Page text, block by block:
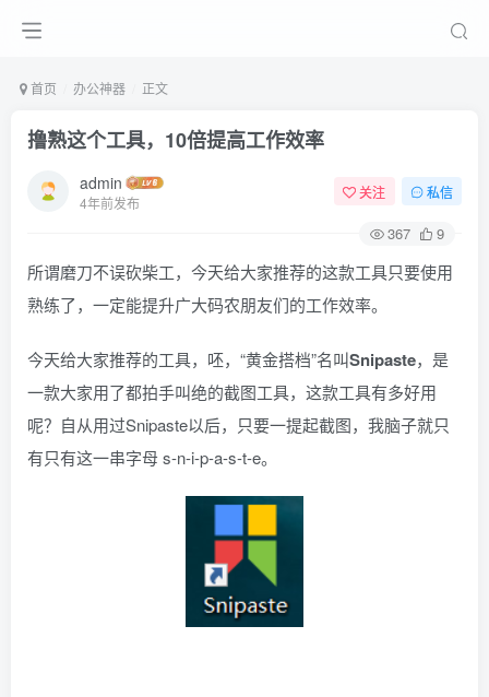
首页 办公神器 正文
撸熟这个工具，10倍提高工作效率
admin
4年前发布
关注 私信
367 9
所谓磨刀不误砍柴工，今天给大家推荐的这款工具只要使用
熟练了，一定能提升广大码农朋友们的工作效率。
今天给大家推荐的工具，呸，“黄金搭档”名叫Snipaste，是
一款大家用了都拍手叫绝的截图工具，这款工具有多好用
呢？自从用过Snipaste以后，只要一提起截图，我脑子就只
有只有这一串字母 s-n-i-p-a-s-t-e。